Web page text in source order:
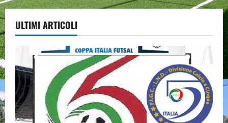
ULTIMI ARTICOLI